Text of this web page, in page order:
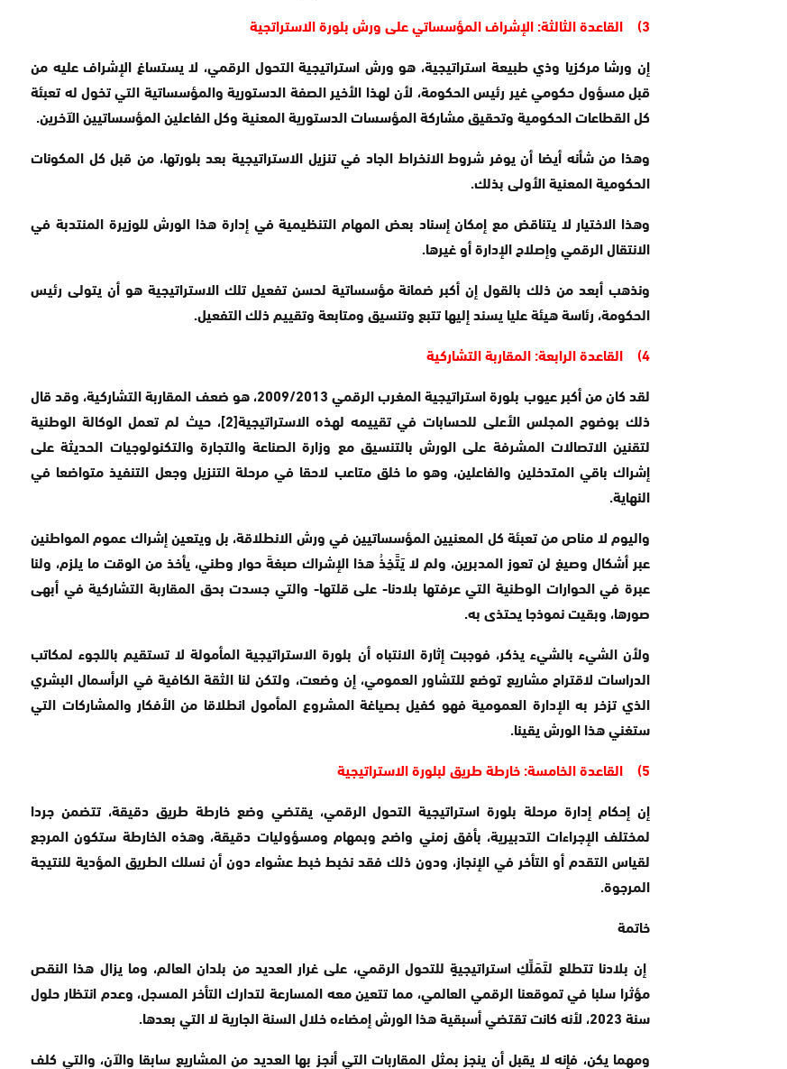
3) القاعدة الثالثة: الإشراف المؤسساتي على ورش بلورة الاستراتجية
إن ورشا مركزيا وذي طبيعة استراتيجية، هو ورش استراتيجية التحول الرقمي، لا يستساغ الإشراف عليه من
قبل مسؤول حكومي غير رئيس الحكومة، لأن لهذا الأخير الصفة الدستورية والمؤسساتية التي تخول له تعبئة
كل القطاعات الحكومية وتحقيق مشاركة المؤسسات الدستورية المعنية وكل الفاعلين المؤسساتيين الآخرين.
وهذا من شأنه أيضا أن يوفر شروط الانخراط الجاد في تنزيل الاستراتيجية بعد بلورتها، من قبل كل المكونات
الحكومية المعنية الأولى بذلك.
وهذا الاختيار لا يتناقض مع إمكان إسناد بعض المهام التنظيمية في إدارة هذا الورش للوزيرة المنتدبة في
الانتقال الرقمي وإصلاح الإدارة أو غيرها.
ونذهب أبعد من ذلك بالقول إن أكبر ضمانة مؤسساتية لحسن تفعيل تلك الاستراتيجية هو أن يتولى رئيس
الحكومة، رئاسة هيئة عليا يسند إليها تتبع وتنسيق ومتابعة وتقييم ذلك التفعيل.
4) القاعدة الرابعة: المقاربة التشاركية
لقد كان من أكبر عيوب بلورة استراتيجية المغرب الرقمي 2009/2013، هو ضعف المقاربة التشاركية، وقد قال
ذلك بوضوح المجلس الأعلى للحسابات في تقييمه لهذه الاستراتيجية[2]، حيث لم تعمل الوكالة الوطنية
لتقنين الاتصالات المشرفة على الورش بالتنسيق مع وزارة الصناعة والتجارة والتكنولوجيات الحديثة على
إشراك باقي المتدخلين والفاعلين، وهو ما خلق متاعب لاحقا في مرحلة التنزيل وجعل التنفيذ متواضعا في
النهاية.
واليوم لا مناص من تعبئة كل المعنيين المؤسساتيين في ورش الانطلاقة، بل ويتعين إشراك عموم المواطنين
عبر أشكال وصيغ لن تعوز المدبرين، ولم لا يَتَّخِذُ هذا الإشراك صبغةَ حوار وطني، يأخذ من الوقت ما يلزم، ولنا
عبرة في الحوارات الوطنية التي عرفتها بلادنا- على قلتها- والتي جسدت بحق المقاربة التشاركية في أبهى
صورها، وبقيت نموذجا يحتذى به.
ولأن الشيء بالشيء يذكر، فوجبت إثارة الانتباه أن بلورة الاستراتيجية المأمولة لا تستقيم باللجوء لمكاتب
الدراسات لاقتراح مشاريع توضع للتشاور العمومي، إن وضعت، ولتكن لنا الثقة الكافية في الرأسمال البشري
الذي تزخر به الإدارة العمومية فهو كفيل بصياغة المشروع المأمول انطلاقا من الأفكار والمشاركات التي
ستغني هذا الورش يقينا.
5) القاعدة الخامسة: خارطة طريق لبلورة الاستراتيجية
إن إحكام إدارة مرحلة بلورة استراتيجية التحول الرقمي، يقتضي وضع خارطة طريق دقيقة، تتضمن جردا
لمختلف الإجراءات التدبيرية، بأفق زمني واضح وبمهام ومسؤوليات دقيقة، وهذه الخارطة ستكون المرجع
لقياس التقدم أو التأخر في الإنجاز، ودون ذلك فقد نخبط خبط عشواء دون أن نسلك الطريق المؤدية للنتيجة
المرجوة.
خاتمة
إن بلادنا تتطلع لتَمَلِّكِ استراتيجيةٍ للتحول الرقمي، على غرار العديد من بلدان العالم، وما يزال هذا النقص
مؤثرا سلبا في تموقعنا الرقمي العالمي، مما تتعين معه المسارعة لتدارك التأخر المسجل، وعدم انتظار حلول
سنة 2023، لأنه كانت تقتضي أسبقية هذا الورش إمضاءه خلال السنة الجارية لا التي بعدها.
ومهما يكن، فإنه لا يقبل أن ينجز بمثل المقاربات التي أنجز بها العديد من المشاريع سابقا والآن، والتي كلف